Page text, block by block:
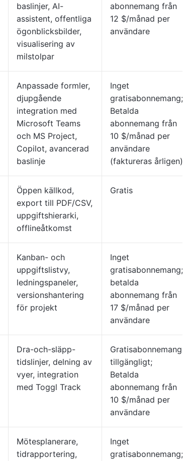
baslinjer, AI-
assistent, offentliga
ögonblicksbilder,
visualisering av
milstolpar
abonnemang från
12 $/månad per
användare
Anpassade formler,
djupgående
integration med
Microsoft Teams
och MS Project,
Copilot, avancerad
baslinje
Inget
gratisabonnemang;
Betalda
abonnemang från
10 $/månad per
användare
(faktureras årligen)
Öppen källkod,
export till PDF/CSV,
uppgiftshierarki,
offlineåtkomst
Gratis
Kanban- och
uppgiftslistvy,
ledningspaneler,
versionshantering
för projekt
Inget
gratisabonnemang;
betalda
abonnemang från
17 $/månad per
användare
Dra-och-släpp-
tidslinjer, delning av
vyer, integration
med Toggl Track
Gratisabonnemang
tillgängligt;
Betalda
abonnemang från
10 $/månad per
användare
Mötesplanerare,
tidrapportering,
Inget
gratisabonnemang;